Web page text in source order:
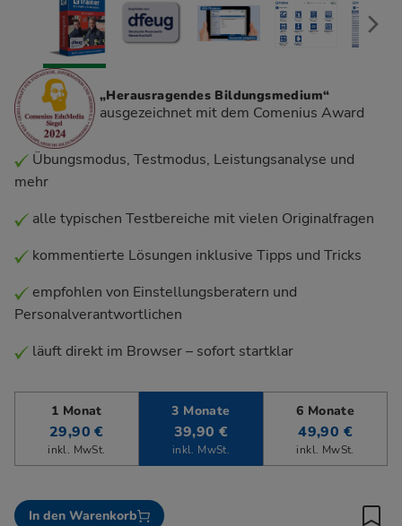
„Herausragendes Bildungsmedium“
ausgezeichnet mit dem Comenius Award
Übungsmodus, Testmodus, Leistungsanalyse und
mehr
alle typischen Testbereiche mit vielen Originalfragen
kommentierte Lösungen inklusive Tipps und Tricks
empfohlen von Einstellungsberatern und
Personalverantwortlichen
läuft direkt im Browser – sofort startklar
1 Monat
29,90 €
inkl. MwSt.
3 Monate
39,90 €
inkl. MwSt.
6 Monate
49,90 €
inkl. MwSt.
In den Warenkorb